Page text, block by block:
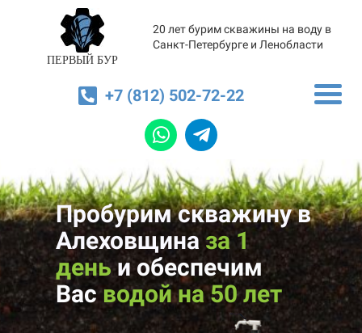
ПЕРВЫЙ БУР
20 лет бурим скважины на воду в
Санкт-Петербурге и Ленобласти
+7 (812) 502-72-22
Пробурим скважину в
Алеховщина за 1
деньиобеспечим
Васводой на 50 лет